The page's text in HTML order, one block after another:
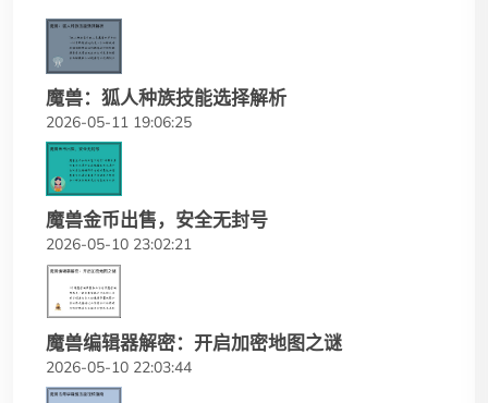
魔兽：狐人种族技能选择解析
2026-05-11 19:06:25
魔兽金币出售，安全无封号
2026-05-10 23:02:21
魔兽编辑器解密：开启加密地图之谜
2026-05-10 22:03:44